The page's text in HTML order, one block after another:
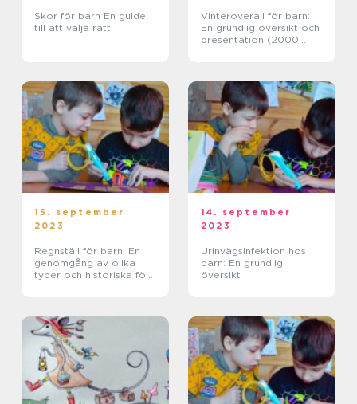
Skor för barn En guide
till att välja rätt
Vinteroverall för barn:
En grundlig översikt och
presentation (2000
15. september
2023
Regnställ för barn: En
genomgång av olika
typer och historiska för-
14. september
2023
Urinvägsinfektion hos
barn: En grundlig
översikt